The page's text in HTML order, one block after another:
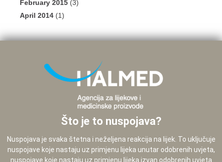
February 2015 (3)
April 2014 (1)
Što je to nuspojava?
Nuspojava je svaka štetna i neželjena reakcija na lijek. To uključuje
nuspojave koje nastaju uz primjenu lijeka unutar odobrenih uvjeta,
nuspojave koje nastaju uz primjenu lijeka izvan odobrenih uvjeta